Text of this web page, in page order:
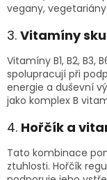
vegany,
3. Vitamíny
Vitamíny B1, B2, B3,
spolupracují při
energie a duševní
jako komplex B
4. Hořčík a
Tato kombinace
ztuhlosti. Hořčík